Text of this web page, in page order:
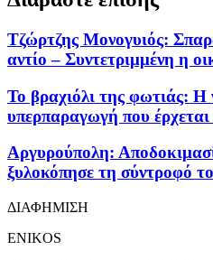
Τζώρτζης Μονογυιός:
αντίο – Συντετριμμένη η
Το βραχιόλι της φωτιάς: Η
υπερπαραγωγή που
Αργυρούπολη:
ξυλοκόπησε τη σύντροφό
ΔΙΑΦΗΜΙΣΗ
ENIKOS